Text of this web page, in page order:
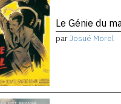
Le Génie du
parJosué Morel